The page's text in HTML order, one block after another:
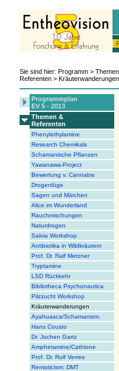
Sie sind hier: Programm >
Referenten > Kräuterwanderungen
Programmplan
EV 5 - 2013
Themen &
Referenten
Phenylethylamine
Research Chemikals
Schamanische Pflanzen
Yawanawa-Project
Bewertung v. Cannabis
Drogenlüge
Sagen und Märchen
Alice im Wunderland
Rauchmischungen
Naturdrogen
Salvia Workshop
Antibiotika in Wildkräutern
Prof. Dr. Ralf Metzner
Tryptamine
LSD Rückkehr
Bibliotheca Psychonautica
Pilzzucht Workshop
Kräuterwanderungen
Ayahuasca/Schamanism.
Hans Cousto
Dr. Jochen Gartz
Amphetamine/Cathione
Prof. Dr. Rolf Verres
Remixticism: DMT